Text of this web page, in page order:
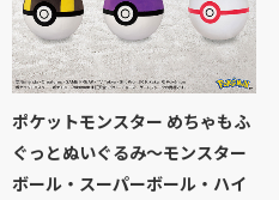
ポケットモンスター めちゃもふ
ぐっとぬいぐるみ～モンスター
ボール・スーパーボール・ハイ